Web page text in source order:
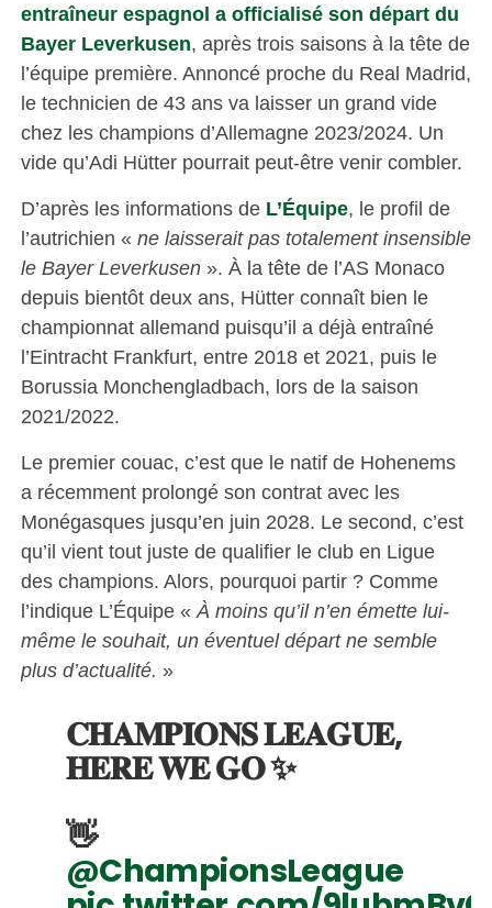
entraîneur espagnol a officialisé son départ du
Bayer Leverkusen, après trois saisons à la tête de
l’équipe première. Annoncé proche du Real Madrid,
le technicien de 43 ans va laisser un grand vide
chez les champions d’Allemagne 2023/2024. Un
vide qu’Adi Hütter pourrait peut-être venir combler.
D’après les informations de L’Équipe, le profil de
l’autrichien « ne laisserait pas totalement insensible
le Bayer Leverkusen ». À la tête de l’AS Monaco
depuis bientôt deux ans, Hütter connaît bien le
championnat allemand puisqu’il a déjà entraîné
l’Eintracht Frankfurt, entre 2018 et 2021, puis le
Borussia Monchengladbach, lors de la saison
2021/2022.
Le premier couac, c’est que le natif de Hohenems
a récemment prolongé son contrat avec les
Monégasques jusqu’en juin 2028. Le second, c’est
qu’il vient tout juste de qualifier le club en Ligue
des champions. Alors, pourquoi partir ? Comme
l’indique L’Équipe « À moins qu’il n’en émette lui-
même le souhait, un éventuel départ ne semble
plus d’actualité. »
𝐂𝐇𝐀𝐌𝐏𝐈𝐎𝐍𝐒 𝐋𝐄𝐀𝐆𝐔𝐄,
𝐇𝐄𝐑𝐄 𝐖𝐄 𝐆𝐎 ✨
👋
@ChampionsLeague